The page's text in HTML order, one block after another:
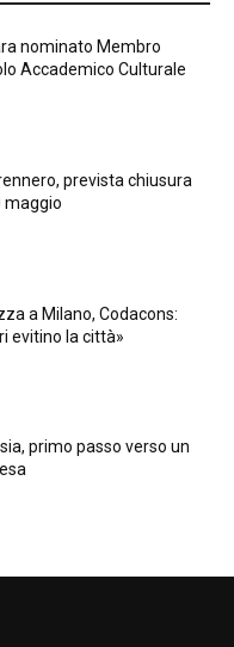
nominato Membro
Accademico Culturale
prevista chiusura
maggio
a Milano, Codacons:
evitino la città»
primo passo verso un